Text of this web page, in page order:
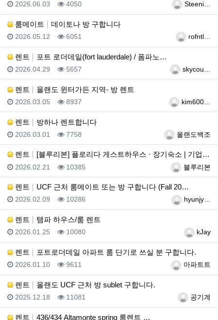
등록자Steeni…
등록일
2026.06.03 조회
4050
룸메이트 데이토나 방 구합니다
등록자rofntl…
등록일
2026.05.12 조회
6051
렌트 포트 로더데일(fort lauderdale) / 폼파노…
등록자skycou…
등록일
2026.04.29 조회
5657
렌트 올랜도 윈터가든 지역- 방 렌트
등록자kim600…
등록일
2026.03.05 조회
8937
렌트 방하나 렌트합니다
등록자올랜도백조
등록일
2026.03.01 조회
7758
렌트 [블루리본] 플로리다 게스트하우스 · 장기숙소 | 기업…
등록자블루리본
등록일
2026.02.21 조회
10385
렌트 UCF 근처 룸메이트 또는 방 구합니다 (Fall 20…
등록자hyunjy…
등록일
2026.02.09 조회
10286
렌트 탬파 하우스/룸 렌트
등록자kJay
등록일
2026.01.25 조회
10080
렌트 포트로더데일 아파트 룸 단기로 쓰실 분 구합니다.
등록자아파트트
등록일
2026.01.10 조회
9611
렌트 올랜도 UCF 근처 방 sublet 구합니다.
등록자공기계
등록일
2025.12.18 조회
11081
렌트 436/434 Altamonte spring 룸렌트 …